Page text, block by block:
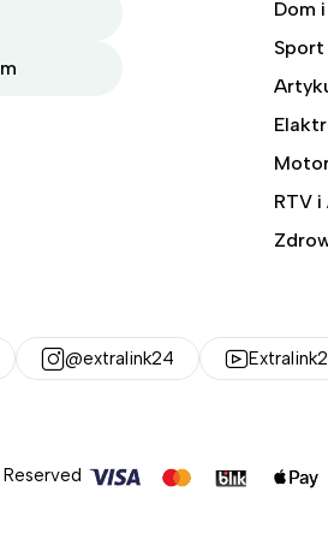
Dom
RTV
@extralink24